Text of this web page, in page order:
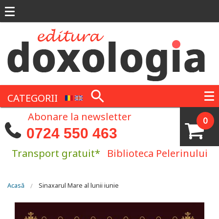
CATEGORII
0
Abonare la newsletter
0724 550 463
Transport gratuit* Biblioteca Pelerinului
Eşti aici
Acasă Sinaxarul Mare al lunii iunie